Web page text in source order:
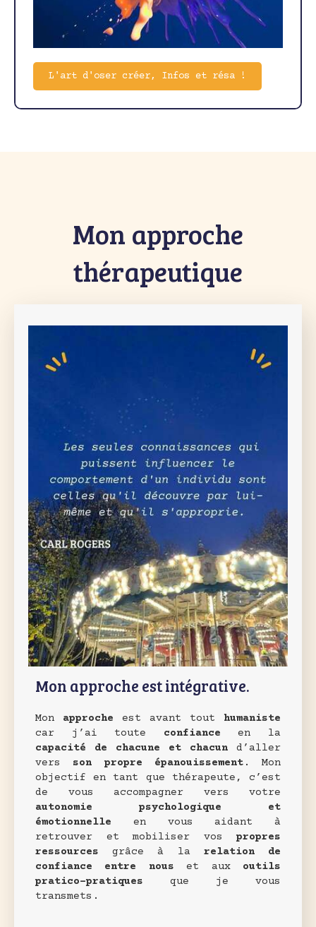
L'art d'oser créer, Infos et résa !
Mon approche
thérapeutique
Mon approche est intégrative.
Mon approche est avant tout humaniste
car j’ai toute confiance en la
capacité de chacune et chacun d’aller
vers son propre épanouissement. Mon
objectif en tant que thérapeute, c’est
de vous accompagner vers votre
autonomie psychologique et
émotionnelle en vous aidant à
retrouver et mobiliser vos propres
ressources grâce à la relation de
confiance entre nous et aux outils
pratico-pratiques que je vous
transmets.